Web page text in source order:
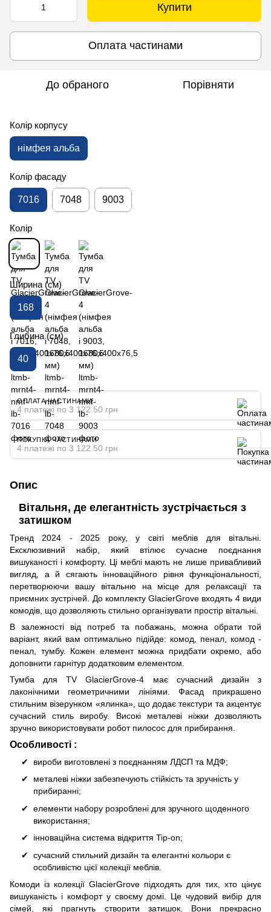
Купити
Оплата частинами
До обраного Порівняти
Колір корпусу
німфея альба
Колір фасаду
7016 7048 9003
Колір
Ширина (см)
168
Глибина (см)
40
ОПЛАТА ЧАСТИНАМИ
4 платежі по 3 122.50 грн
ПОКУПКА ЧАСТИНАМИ
4 платежі по 3 122.50 грн
Опис
Вітальня, де елегантність зустрічається з
затишком
Тренд 2024 - 2025 року, у світі меблів для вітальні.
Ексклюзивний набір, який втілює сучасне поєднання
вишуканості і комфорту. Ці меблі мають не лише привабливий
вигляд, а й сягають інноваційного рівня функціональності,
перетворюючи вашу вітальню на місце для релаксації та
приємних зустрічей. До комплекту GlacierGrove входять 4 види
комодів, що дозволяють стильно організувати простір вітальні.
В залежності від потреб та побажань, можна обрати той
варіант, який вам оптимально підійде: комод, пенал, комод -
пенал, тумбу. Кожен елемент можна придбати окремо, або
доповнити гарнітур додатковим елементом.
Тумба для TV GlacierGrove-4 має сучасний дизайн з
лаконічними геометричними лініями. Фасад прикрашено
стильним візерунком «ялинка», що додає текстури та акцентує
сучасний стиль виробу. Високі металеві ніжки дозволяють
зручно використовувати робот пилосос для прибирання.
Особливості :
вироби виготовлені з поєднанням ЛДСП та МДФ;
металеві ніжки забезпечують стійкість та зручність у
прибиранні;
елементи набору розроблені для зручного щоденного
використання;
інноваційна система відкриття Tip-on;
сучасний стильний дизайн та елегантні кольори є
особливістю цієї колекції меблів.
Комоди із колекції GlacierGrove підходять для тих, хто цінує
вишуканість і комфорт у своєму домі. Це чудовий вибір для
сімей, які прагнуть створити затишок. Вони прекрасно